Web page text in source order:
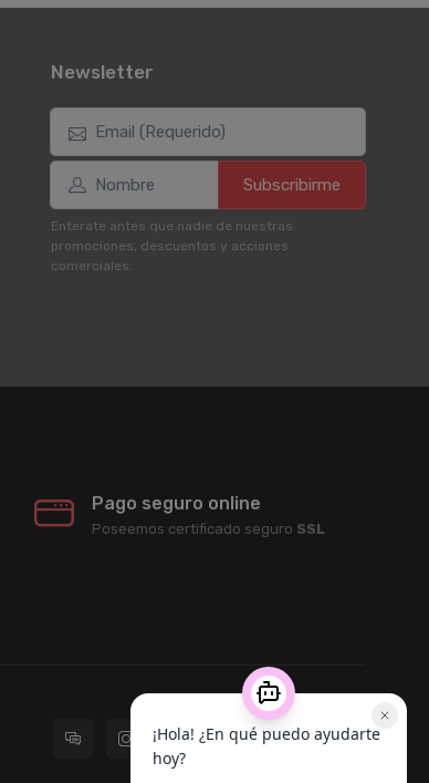
Newsletter
Subscribirme
Enterate antes que nadie de nuestras
promociones, descuentos y acciones
comerciales.
Pago seguro online
Poseemos certificado seguro SSL